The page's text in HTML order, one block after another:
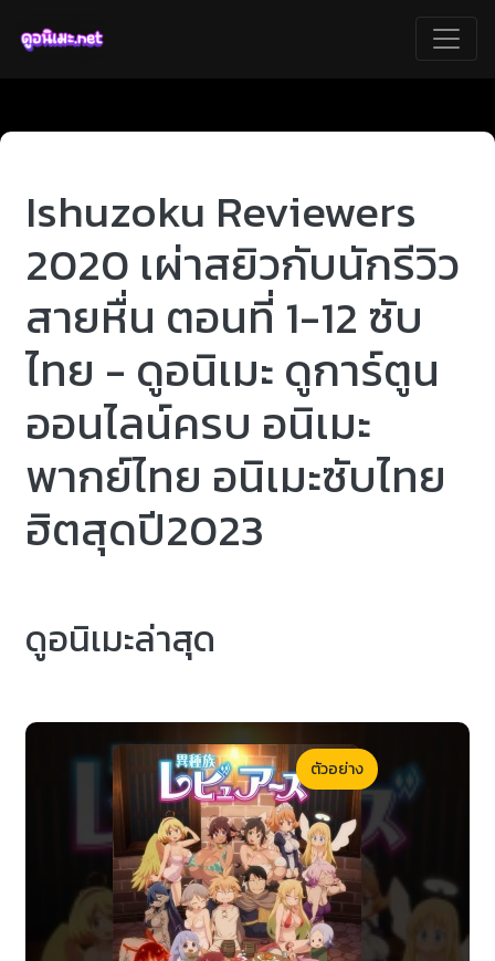
Ishuzoku Reviewers
2020 เผ่าสยิวกับนักรีวิว
สายหื่น ตอนที่ 1-12 ซับ
ไทย - ดูอนิเมะ ดูการ์ตูน
ออนไลน์ครบ อนิเมะ
พากย์ไทย อนิเมะซับไทย
ฮิตสุดปี2023
ดูอนิเมะล่าสุด
ตัวอย่าง